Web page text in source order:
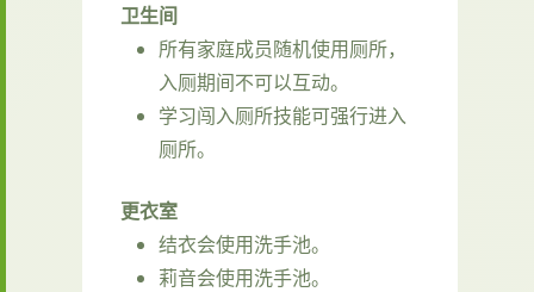
卫生间
所有家庭成员随机使用厕所，
入厕期间不可以互动。
学习闯入厕所技能可强行进入
厕所。
更衣室
结衣会使用洗手池。
莉音会使用洗手池。